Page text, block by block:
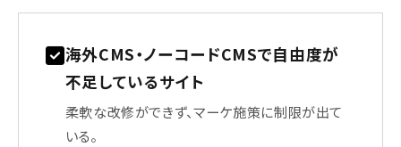
海外CMS・ノーコードCMSで自由度が
不足しているサイト
柔軟な改修ができず、マーケ施策に制限が出て
いる。